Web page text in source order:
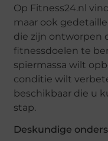
Op Fitness24.nl
maar ook
die zijn ontworpen
fitnessdoelen te
spiermassa wilt
conditie wilt
beschikbaar die u
stap.
Deskundige